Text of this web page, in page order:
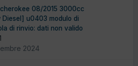
08/2015 3000cc
Diesel] u0403 modulo di
di rinvio: dati non valido
2024